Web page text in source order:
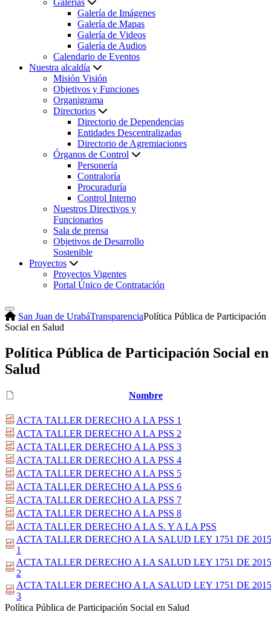
Galerías
Galería de Imágenes
Galería de Mapas
Galería de Videos
Galería de Audios
Calendario de Eventos
Nuestra alcaldía
Misión Visión
Objetivos y Funciones
Organigrama
Directorios
Directorio de Dependencias
Entidades Descentralizadas
Directorio de Agremiaciones
Órganos de Control
Personería
Contraloría
Procuraduría
Control Interno
Nuestros Directivos y
Funcionarios
Sala de prensa
Objetivos de Desarrollo
Sostenible
Proyectos
Proyectos Vigentes
Portal Único de Contratación
San Juan de UrabáTransparenciaPolítica Pública de Participación
Social en Salud
Política Pública de Participación Social en
Salud
Nombre
ACTA TALLER DERECHO A LA PSS 1
ACTA TALLER DERECHO A LA PSS 2
ACTA TALLER DERECHO A LA PSS 3
ACTA TALLER DERECHO A LA PSS 4
ACTA TALLER DERECHO A LA PSS 5
ACTA TALLER DERECHO A LA PSS 6
ACTA TALLER DERECHO A LA PSS 7
ACTA TALLER DERECHO A LA PSS 8
ACTA TALLER DERECHO A LA S. Y A LA PSS
ACTA TALLER DERECHO A LA SALUD LEY 1751 DE 2015
1
ACTA TALLER DERECHO A LA SALUD LEY 1751 DE 2015
2
ACTA TALLER DERECHO A LA SALUD LEY 1751 DE 2015
3
​Política Pública de Participación Social en Salud